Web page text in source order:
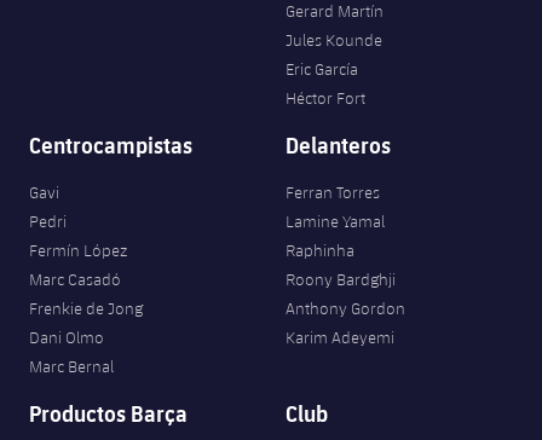
Gerard Martín
Jules Kounde
Eric García
Héctor Fort
Centrocampistas
Gavi
Pedri
Fermín López
Marc Casadó
Frenkie de Jong
Dani Olmo
Marc Bernal
Delanteros
Ferran Torres
Lamine Yamal
Raphinha
Roony Bardghji
Anthony Gordon
Karim Adeyemi
Productos Barça Club